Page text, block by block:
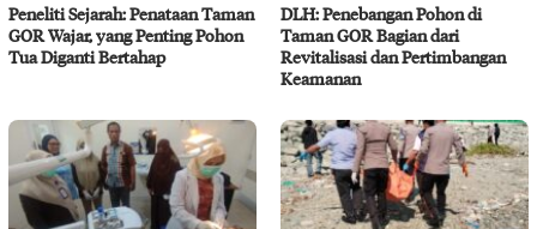
Peneliti Sejarah: Penataan Taman
GOR Wajar, yang Penting Pohon
Tua Diganti Bertahap
DLH: Penebangan Pohon di
Taman GOR Bagian dari
Revitalisasi dan Pertimbangan
Keamanan